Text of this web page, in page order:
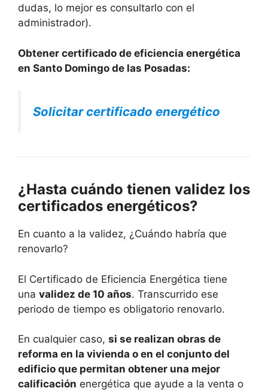
dudas, lo mejor es consultarlo con el
administrador).
Obtener certificado de eficiencia energética
en Santo Domingo de las Posadas:
Solicitar certificado energético
¿Hasta cuándo tienen validez los
certificados energéticos?
En cuanto a la validez, ¿Cuándo habría que
renovarlo?
El Certificado de Eficiencia Energética tiene
una validez de 10 años. Transcurrido ese
periodo de tiempo es obligatorio renovarlo.
En cualquier caso, si se realizan obras de
reforma en la vivienda o en el conjunto del
edificio que permitan obtener una mejor
calificación energética que ayude a la venta o